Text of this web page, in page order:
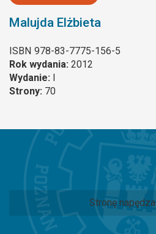
Malujda Elżbieta
ISBN 978-83-7775-156-5
Rok wydania: 2012
Wydanie: I
Strony: 70
Stronę napędza